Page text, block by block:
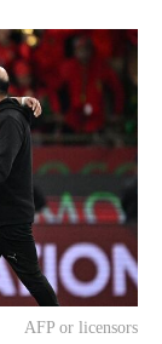
AFP or licensors